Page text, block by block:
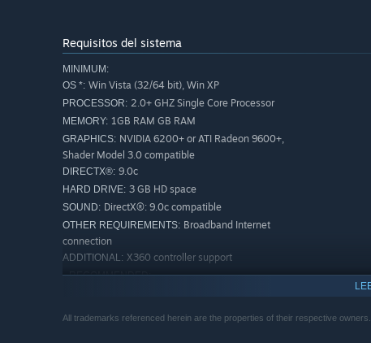
Requisitos del sistema
MINIMUM:
OS *: Win Vista (32/64 bit), Win XP
PROCESSOR: 2.0+ GHZ Single Core Processor
MEMORY: 1GB RAM GB RAM
GRAPHICS: NVIDIA 6200+ or ATI Radeon 9600+,
Shader Model 3.0 compatible
DIRECTX®: 9.0c
HARD DRIVE: 3 GB HD space
SOUND: DirectX®: 9.0c compatible
OTHER REQUIREMENTS: Broadband Internet
connection
ADDITIONAL: X360 controller support
RECOMMENDED:
All trademarks referenced herein are the properties of their respective